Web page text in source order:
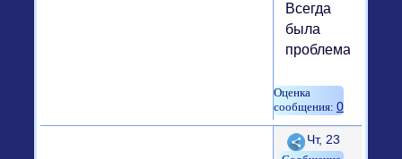
Всегда
была
проблема)))
0
Поделиться
Чт, 23